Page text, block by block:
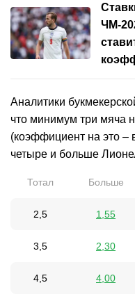
ЧМ-
Аналитики
что минимум три мяча
(коэффициент на это –
четыре и больше
Тотал Больше
2,5 1,55
3,5 2,30
4,5 4,00